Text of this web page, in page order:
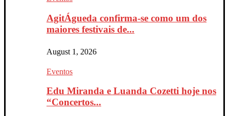
AgitÁgueda confirma-se como um dos
maiores festivais de...
August 1, 2026
Eventos
Edu Miranda e Luanda Cozetti hoje nos
“Concertos...